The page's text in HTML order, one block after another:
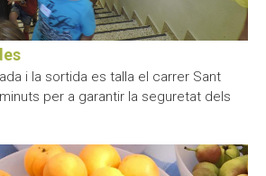
i la sortida es talla el carrer Sant
per a garantir la seguretat dels